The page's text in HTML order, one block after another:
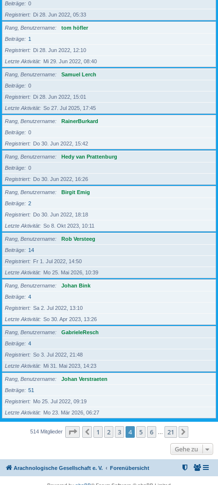
Beiträge
0
Registriert
Di 28. Jun 2022, 05:33
Rang, Benutzername
tom höfler
Beiträge
1
Registriert
Di 28. Jun 2022, 12:10
Letzte Aktivität
Mi 29. Jun 2022, 08:40
Rang, Benutzername
Samuel Lerch
Beiträge
0
Registriert
Di 28. Jun 2022, 15:01
Letzte Aktivität
So 27. Jul 2025, 17:45
Rang, Benutzername
RainerBurkard
Beiträge
0
Registriert
Do 30. Jun 2022, 15:42
Rang, Benutzername
Hedy van Prattenburg
Beiträge
0
Registriert
Do 30. Jun 2022, 16:26
Rang, Benutzername
Birgit Emig
Beiträge
2
Registriert
Do 30. Jun 2022, 18:18
Letzte Aktivität
So 8. Okt 2023, 10:11
Rang, Benutzername
Rob Versteeg
Beiträge
14
Registriert
Fr 1. Jul 2022, 14:50
Letzte Aktivität
Mo 25. Mai 2026, 10:39
Rang, Benutzername
Johan Bink
Beiträge
4
Registriert
Sa 2. Jul 2022, 13:10
Letzte Aktivität
So 30. Apr 2023, 13:26
Rang, Benutzername
GabrieleResch
Beiträge
4
Registriert
So 3. Jul 2022, 21:48
Letzte Aktivität
Mi 31. Mai 2023, 14:23
Rang, Benutzername
Johan Verstraeten
Beiträge
51
Registriert
Mo 25. Jul 2022, 09:19
Letzte Aktivität
Mo 23. Mär 2026, 06:27
514 Mitglieder Seite von
Vorherige
1 2 3 4 5 6 21
Gehe zu
Arachnologische Gesellschaft e. V. Forenübersicht